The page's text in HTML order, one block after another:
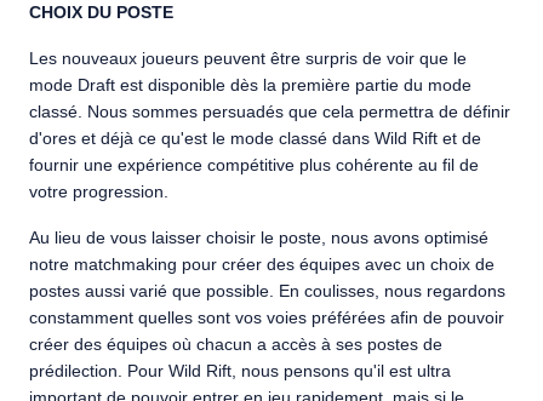
CHOIX DU POSTE
Les nouveaux joueurs peuvent être surpris de voir que le
mode Draft est disponible dès la première partie du mode
classé. Nous sommes persuadés que cela permettra de définir
d'ores et déjà ce qu'est le mode classé dans Wild Rift et de
fournir une expérience compétitive plus cohérente au fil de
votre progression.
Au lieu de vous laisser choisir le poste, nous avons optimisé
notre matchmaking pour créer des équipes avec un choix de
postes aussi varié que possible. En coulisses, nous regardons
constamment quelles sont vos voies préférées afin de pouvoir
créer des équipes où chacun a accès à ses postes de
prédilection. Pour Wild Rift, nous pensons qu'il est ultra